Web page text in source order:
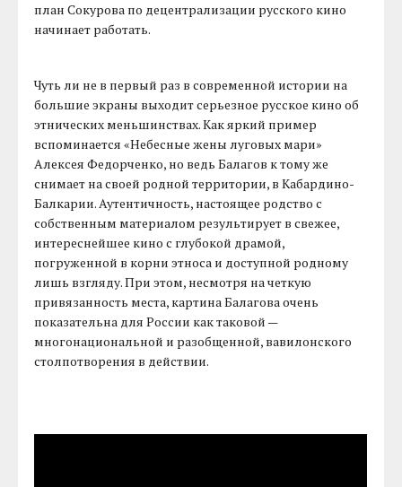
план Сокурова по децентрализации русского кино
начинает работать.
Чуть ли не в первый раз в современной истории на
большие экраны выходит серьезное русское кино об
этнических меньшинствах. Как яркий пример
вспоминается «Небесные жены луговых мари»
Алексея Федорченко, но ведь Балагов к тому же
снимает на своей родной территории, в Кабардино-
Балкарии. Аутентичность, настоящее родство с
собственным материалом результирует в свежее,
интереснейшее кино с глубокой драмой,
погруженной в корни этноса и доступной родному
лишь взгляду. При этом, несмотря на четкую
привязанность места, картина Балагова очень
показательна для России как таковой —
многонациональной и разобщенной, вавилонского
столпотворения в действии.